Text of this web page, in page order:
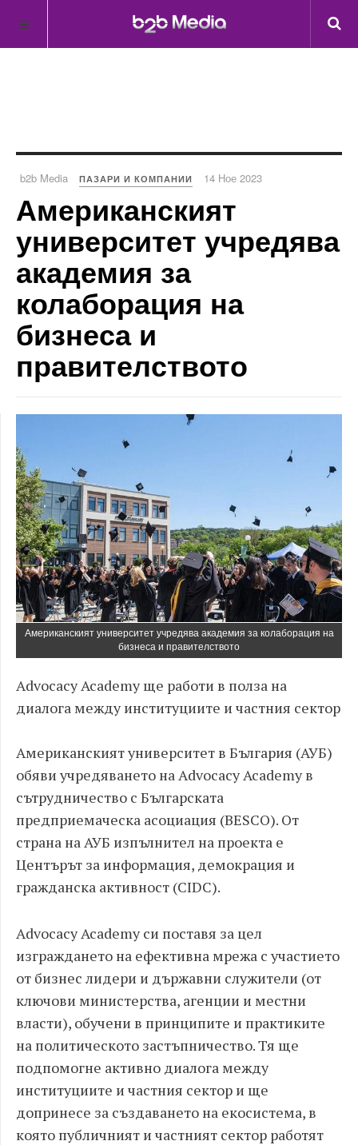
b2b Media ПАЗАРИ И КОМПАНИИ 14 Ное 2023
Американският
университет учредява
академия за
колаборация на
бизнеса и
правителството
Американският университет учредява академия за колаборация на
бизнеса и правителството
Advocacy Academy ще работи в полза на
диалога между институциите и частния сектор
Американският университет в България (АУБ)
обяви учредяването на Advocacy Academy в
сътрудничество с Българската
предприемаческа асоциация (BESCO). От
страна на АУБ изпълнител на проекта е
Центърът за информация, демокрация и
гражданска активност (CIDC).
Advocacy Academy си поставя за цел
изграждането на ефективна мрежа с участието
от бизнес лидери и държавни служители (от
ключови министерства, агенции и местни
власти), обучени в принципите и практиките
на политическото застъпничество. Тя ще
подпомогне активно диалога между
институциите и частния сектор и ще
допринесе за създаването на екосистема, в
която публичният и частният сектор работят